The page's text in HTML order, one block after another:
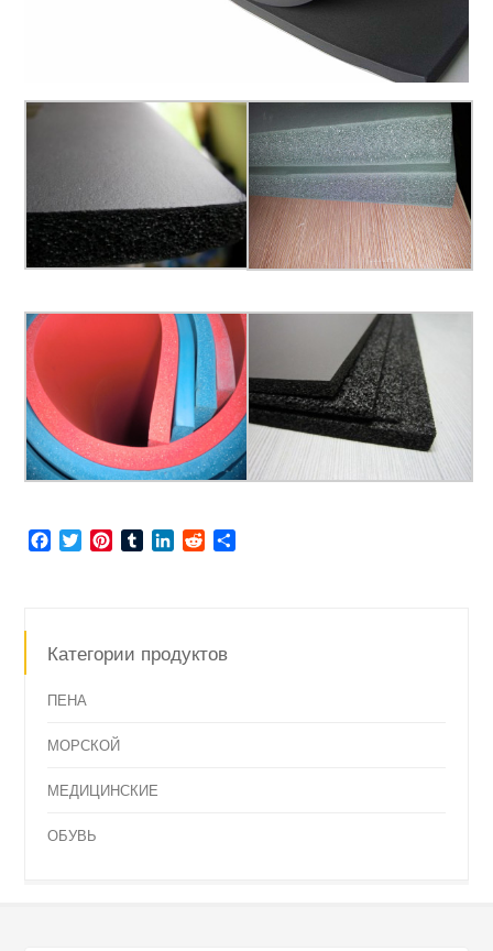
Facebook
TwitterPinterestTumblrLinkedInReddit
Категории продуктов
ПЕНА
МОРСКОЙ
МЕДИЦИНСКИЕ
ОБУВЬ